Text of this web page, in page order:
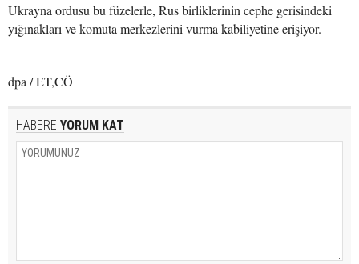
Ukrayna ordusu bu füzelerle, Rus birliklerinin cephe gerisindeki
yığınakları ve komuta merkezlerini vurma kabiliyetine erişiyor.
dpa / ET,CÖ
HABERE YORUM KAT